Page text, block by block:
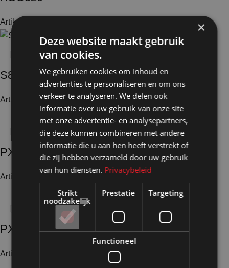
Artikelnummer: 25040
S80
Artikelnummer: 25053€37,10 Excl. BTW
PX2119
Artikelnummer: 24820 Excl. BTW
PX2126
Artikelnummer: 24822 Excl. BTW
×
Deze website maakt gebruik
van cookies.
We gebruiken cookies om inhoud en
advertenties te personaliseren en om ons
verkeer te analyseren. We delen ook
informatie over uw gebruik van onze site
met onze advertentie- en analysepartners,
die deze kunnen combineren met andere
informatie die u aan hen heeft verstrekt of
die zij hebben verzameld door uw gebruik
van hun diensten. Privacybeleid
Strikt
noodzakelijk
Prestatie Targeting
Functioneel